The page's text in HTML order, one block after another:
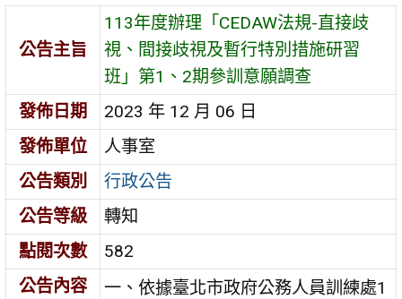
公告主旨
113年度辦理「CEDAW法規-直接歧
視、間接歧視及暫行特別措施研習
班」第1、2期參訓意願調查
發佈日期
2023 年 12 月 06 日
發佈單位
人事室
公告類別
行政公告
公告等級
轉知
點閱次數
582
公告內容
一、依據臺北市政府公務人員訓練處1